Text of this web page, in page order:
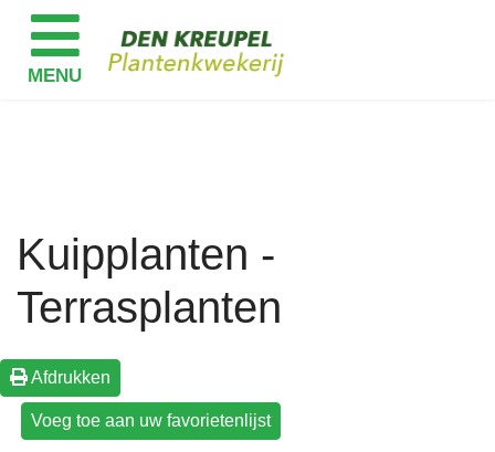
Kuipplanten -
Terrasplanten
Afdrukken